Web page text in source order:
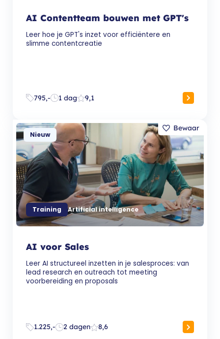
AI Contentteam bouwen met GPT's
Leer hoe je GPT's inzet voor efficiëntere en
slimme contentcreatie
795,- 1 dag 9,1
Training Artificial intelligence
Nieuw
AI voor Sales
Leer AI structureel inzetten in je salesproces: van
lead research en outreach tot meeting
voorbereiding en proposals
1.225,- 2 dagen 8,6